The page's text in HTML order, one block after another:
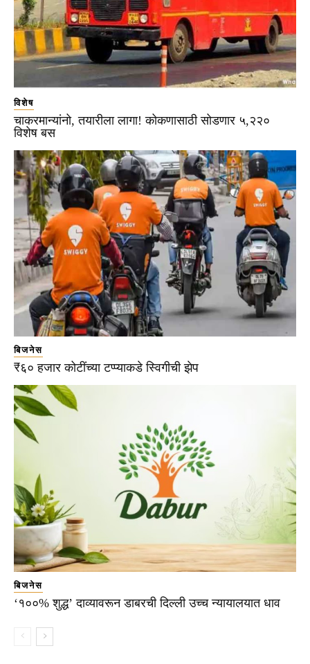
विशेष
चाकरमान्यांनो, तयारीला लागा! कोकणासाठी सोडणार ५,२२०
विशेष बस
बिजनेस
₹६० हजार कोटींच्या टप्प्याकडे स्विगीची झेप
बिजनेस
‘१००% शुद्ध’ दाव्यावरून डाबरची दिल्ली उच्च न्यायालयात धाव